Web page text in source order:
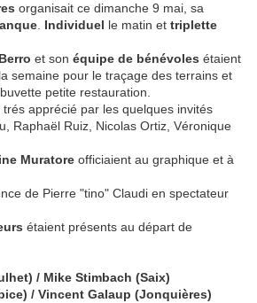
organisait ce dimanche 9 mai, sa
Individuel le matin et triplette
et son équipe de bénévoles étaient
semaine pour le traçage des terrains et
petite restauration.
apprécié par les quelques invités
Raphaël Ruiz, Nicolas Ortiz, Véronique
Muratore officiaient au graphique et à
de Pierre "tino" Claudi en spectateur
étaient présents au départ de
/ Mike Stimbach (Saix)
/ Vincent Galaup (Jonquières)